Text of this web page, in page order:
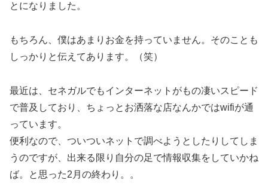
とになりました。
もちろん、僕はあまりお金を持っていません。そのことも
しっかりと伝えてあります。（笑）
最近は、セネガルでもインターネットがもの凄いスピード
で普及しており、ちょっとお洒落な店なんかではwifiが通
っています。
便利なので、ついついネットで調べようとしたりしてしま
うのですが、出来る限り自分の足で情報収集をしていかね
ば。と思った2月の終わり。。